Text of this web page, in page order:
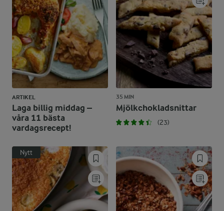
ARTIKEL
Laga billig middag –
våra 11 bästa
vardagsrecept!
35 MIN
Mjölkchokladsnittar
(23)
Nytt